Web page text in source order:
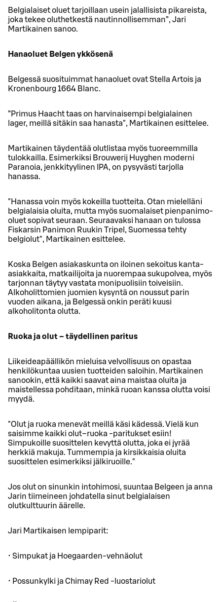
Belgialaiset oluet tarjoillaan usein jalallisista pikareista,
joka tekee oluthetkestä nautinnollisemman”, Jari
Martikainen sanoo.
Hanaoluet Belgen ykkösenä
Belgessä suosituimmat hanaoluet ovat Stella Artois ja
Kronenbourg 1664 Blanc.
”Primus Haacht taas on harvinaisempi belgialainen
lager, meillä sitäkin saa hanasta", Martikainen esittelee.
Martikainen täydentää olutlistaa myös tuoreemmilla
tulokkailla. Esimerkiksi Brouwerij Huyghen moderni
Paranoia, jenkkityylinen IPA, on pysyvästi tarjolla
hanassa.
"Hanassa voin myös kokeilla tuotteita. Otan mielelläni
belgialaisia oluita, mutta myös suomalaiset pienpanimo-
oluet sopivat seuraan. Seuraavaksi hanaan on tulossa
Fiskarsin Panimon Ruukin Tripel, Suomessa tehty
belgiolut", Martikainen esittelee.
Koska Belgen asiakaskunta on iloinen sekoitus kanta-
asiakkaita, matkailijoita ja nuorempaa sukupolvea, myös
tarjonnan täytyy vastata monipuolisiin toiveisiin.
Alkoholittomien juomien kysyntä on noussut parin
vuoden aikana, ja Belgessä onkin peräti kuusi
alkoholitonta olutta.
Ruoka ja olut – täydellinen paritus
Liikeideapäällikön mieluisa velvollisuus on opastaa
henkilökuntaa uusien tuotteiden saloihin. Martikainen
sanookin, että kaikki saavat aina maistaa oluita ja
maistellessa pohditaan, minkä ruoan kanssa olutta voisi
myydä.
"Olut ja ruoka menevät meillä käsi kädessä. Vielä kun
saisimme kaikki olut–ruoka -paritukset esiin!
Simpukoille suosittelen kevyttä olutta, joka ei jyrää
herkkiä makuja. Tummempia ja kirsikkaisia oluita
suosittelen esimerkiksi jälkiruoille."
Jos olut on sinunkin intohimosi, suuntaa Belgeen ja anna
Jarin tiimeineen johdatella sinut belgialaisen
olutkulttuurin äärelle.
Jari Martikaisen lempiparit:
• Simpukat ja Hoegaarden-vehnäolut
• Possunkylki ja Chimay Red -luostariolut